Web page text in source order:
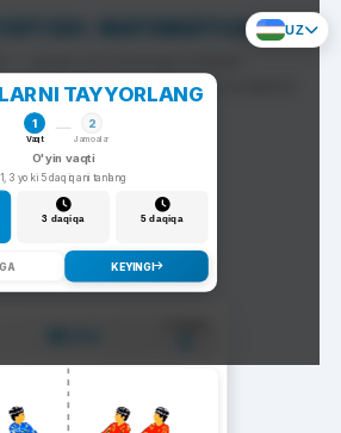
UZ
MATEMÁTICA
arqon siz tomonga tortiladi.
raqib tomonga siljiydi va darhol
yangi savol chiqadi.
TAYYORLANG
1
Vaqt
2
Jamoalar
O'yin vaqti
1, 3 yoki 5 daqiqani tanlang
3 daqiqa 5 daqiqa
KEYINGI